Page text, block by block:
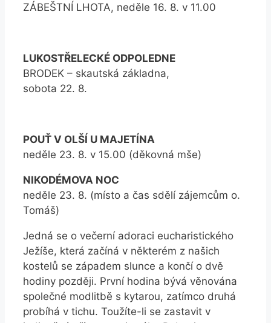
ZÁBEŠTNÍ LHOTA, neděle 16. 8. v 11.00
LUKOSTŘELECKÉ ODPOLEDNE
BRODEK – skautská základna,
sobota 22. 8.
POUŤ V OLŠÍ U MAJETÍNA
neděle 23. 8. v 15.00 (děkovná mše)
NIKODÉMOVA NOC
neděle 23. 8. (místo a čas sdělí zájemcům o.
Tomáš)
Jedná se o večerní adoraci eucharistického
Ježíše, která začíná v některém z našich
kostelů se západem slunce a končí o dvě
hodiny později. První hodina bývá věnována
společné modlitbě s kytarou, zatímco druhá
probíhá v tichu. Toužíte-li se zastavit v